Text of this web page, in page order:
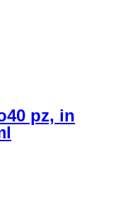
40 pz, in